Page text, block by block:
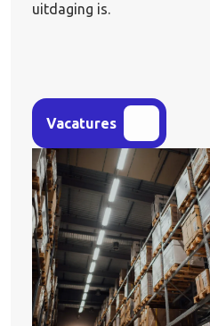
uitdaging is.
Vacatures